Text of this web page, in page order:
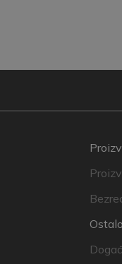
Ostalo